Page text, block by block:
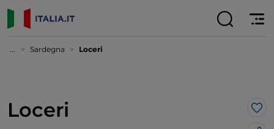
... Sardegna Loceri
Loceri